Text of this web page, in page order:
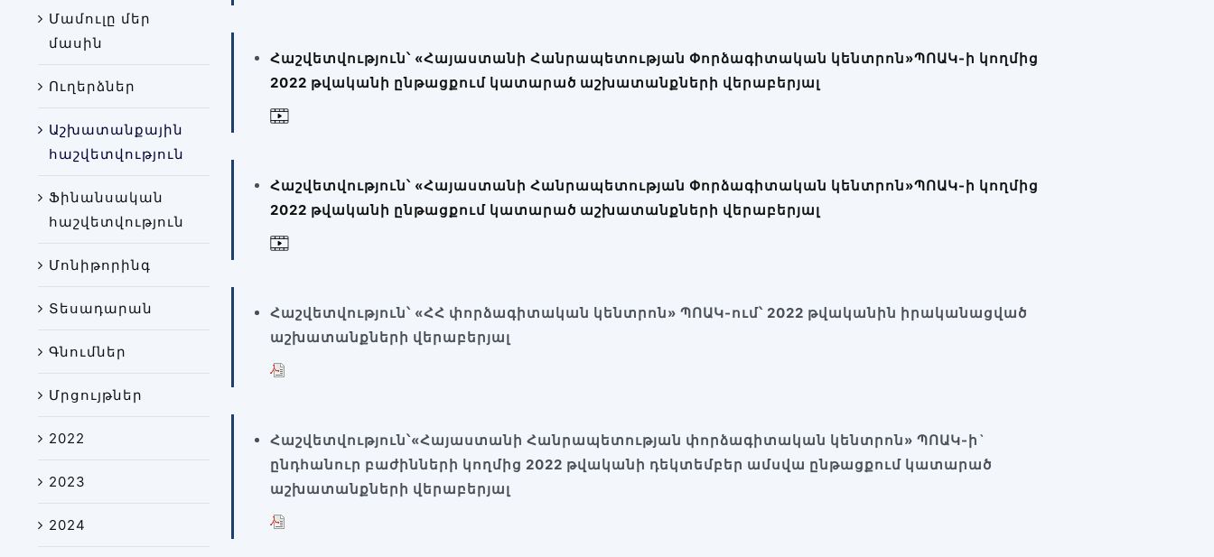
Մամուլը մեր
մասին
Ուղերձներ
Աշխատանքային
հաշվետվություն
Ֆինանսական
հաշվետվություն
Մոնիթորինգ
Տեսադարան
Գնումներ
Մրցույթներ
2022
2023
2024
Հաշվետվություն՝ «Հայաստանի Հանրապետության Փորձագիտական կենտրոն»ՊՈԱԿ-ի կողմից
2022 թվականի ընթացքում կատարած աշխատանքների վերաբերյալ
Հաշվետվություն՝ «Հայաստանի Հանրապետության Փորձագիտական կենտրոն»ՊՈԱԿ-ի կողմից
2022 թվականի ընթացքում կատարած աշխատանքների վերաբերյալ
Հաշվետվություն՝ «ՀՀ փորձագիտական կենտրոն» ՊՈԱԿ-ում՝ 2022 թվականին իրականացված
աշխատանքների վերաբերյալ
Հաշվետվություն՝«Հայաստանի Հանրապետության փորձագիտական կենտրոն» ՊՈԱԿ-ի`
ընդհանուր բաժինների կողմից 2022 թվականի դեկտեմբեր ամսվա ընթացքում կատարած
աշխատանքների վերաբերյալ